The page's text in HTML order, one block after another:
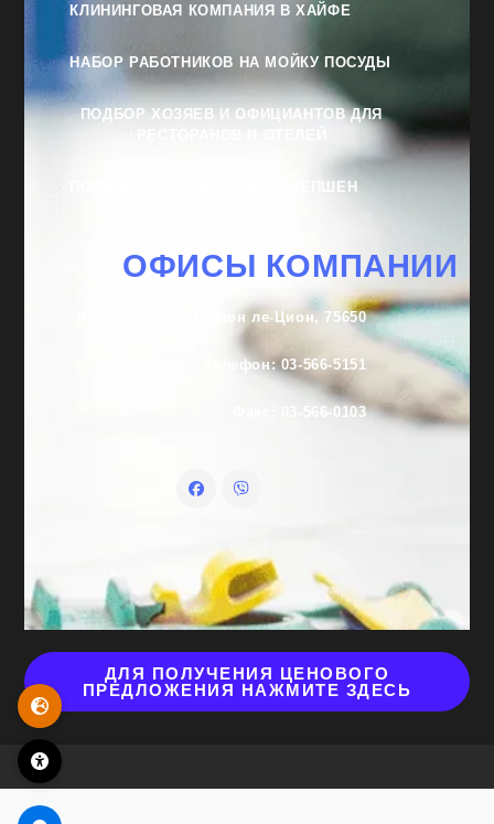
КЛИНИНГОВАЯ КОМПАНИЯ В ХАЙФЕ
НАБОР РАБОТНИКОВ НА МОЙКУ ПОСУДЫ
ПОДБОР ХОЗЯЕВ И ОФИЦИАНТОВ ДЛЯ
ПОДБОР ПЕРСОНАЛА НА РЕСЕПШЕН
ОФИСЫ КОМПАНИИ
Лишанский 27, Ришон ле-Цион, 75650
Телефон: 03-566-5151
Факс: 03-566-0103
ДЛЯ ПОЛУЧЕНИЯ ЦЕНОВОГО
ПРЕДЛОЖЕНИЯ НАЖМИТЕ ЗДЕСЬ